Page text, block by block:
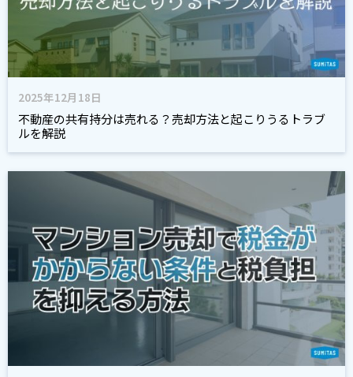
2025年12月18日
不動産の共有持分は売れる？売却方法と起こりうるトラブ
ルを解説